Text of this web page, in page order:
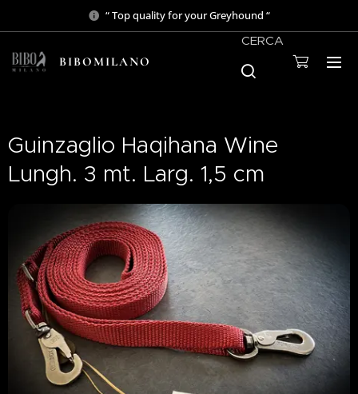
“ Top quality for your Greyhound “
BIBOMILANO
CERCA
Guinzaglio Haqihana Wine
Lungh. 3 mt. Larg. 1,5 cm